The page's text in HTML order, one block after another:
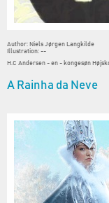
Author: Niels Jørgen Langkilde
Illustration: --
H.C Andersen - en - kongesøn
A Rainha da Neve